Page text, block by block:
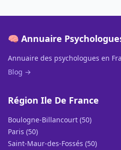
🧠 Annuaire
Annuaire des psychologues en
Blog →
Région Ile De France
Boulogne-Billancourt (50)
Paris (50)
Saint-Maur-des-Fossés (50)